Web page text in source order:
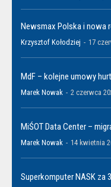
Newsmax Polska i nowa
Krzysztof Kołodziej - 17
MdF – kolejne umowy
Marek Nowak - 2 czerwca
MiŚOT Data Center –
Marek Nowak - 14 kwietnia
Superkomputer NASK za